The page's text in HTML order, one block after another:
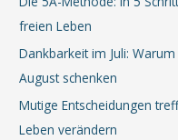
freien Leben
Dankbarkeit im Juli:
August schenken
Mutige Entscheidungen
Leben verändern